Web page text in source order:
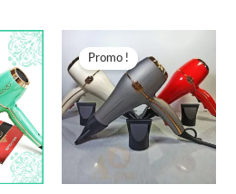
Le
prix
actuel
est :
د.ج 7.000,00.
Promo !
prix
initial
était :
د.ج 8.500,00.
actuel
est :